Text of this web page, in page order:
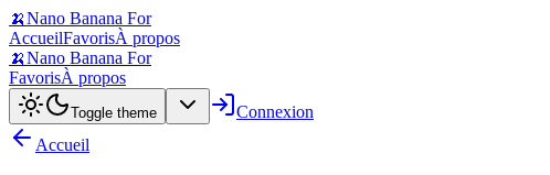
🍌Nano Banana For
AccueilFavorisÀ propos
🍌Nano Banana For
FavorisÀ propos
Toggle theme
Connexion
Accueil